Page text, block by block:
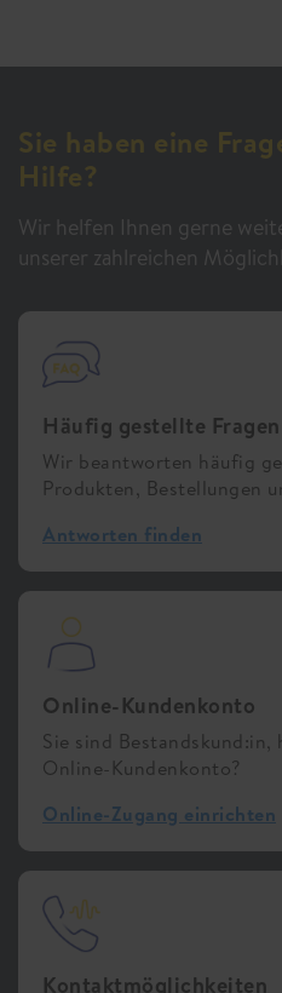
Sie haben eine
Hilfe?
Wir helfen Ihnen gerne
unserer zahlreichen
Häufig gestellte Fragen
Wir beantworten häufig
Produkten, Bestellungen
Antworten finden
Online-Kundenkonto
Sie sind Bestandskund:in,
Online-Kundenkonto?
Online-Zugang einrichten
Kontaktmöglichkeiten